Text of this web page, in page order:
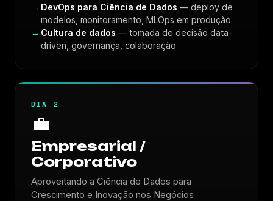
DevOps para Ciência de Dados — deploy de
modelos, monitoramento, MLOps em produção
Cultura de dados — tomada de decisão data-
driven, governança, colaboração
DIA 2
💼
Empresarial /
Corporativo
Aproveitando a Ciência de Dados para
Crescimento e Inovação nos Negócios